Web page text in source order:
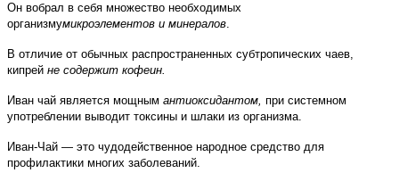
Он вобрал в себя множество необходимых
организмумикроэлементов и минералов.
В отличие от обычных распространенных субтропических чаев,
кипрей не содержит кофеин.
Иван чай является мощным антиоксидантом, при системном
употреблении выводит токсины и шлаки из организма.
Иван-Чай — это чудодейственное народное средство для
профилактики многих заболеваний.